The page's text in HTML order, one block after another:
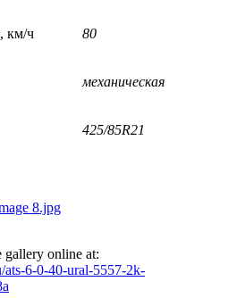
км/ч 80
механическая
425/85R21
gallery online at:
6-0-40-ural-5557-2k-